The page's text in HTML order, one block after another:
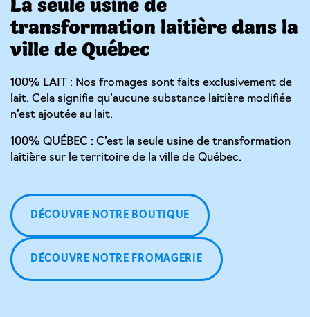
transformation laitière dans la
ville de Québec
100% LAIT : Nos fromages sont faits exclusivement de
lait. Cela signifie qu’aucune substance laitière modifiée
n’est ajoutée au lait.
100% QUÉBEC : C’est la seule usine de transformation
laitière sur le territoire de la ville de Québec.
DÉCOUVRE NOTRE BOUTIQUE
DÉCOUVRE NOTRE FROMAGERIE